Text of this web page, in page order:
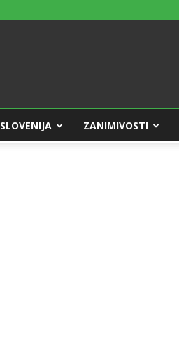
SLOVENIJA ZANIMIVOSTI